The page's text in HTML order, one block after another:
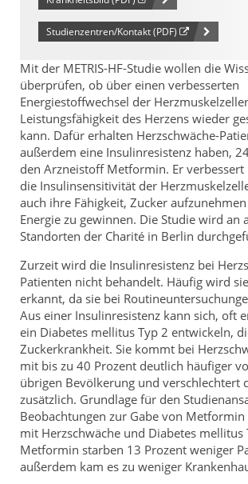
Studienzentren/Kontakt (PDF)
Mit der METRIS-HF-Studie wollen die
überprüfen, ob über einen verbesserten
Energiestoffwechsel der
Leistungsfähigkeit des Herzens wieder
kann. Dafür erhalten Herzschwäche-
außerdem eine Insulinresistenz haben,
den Arzneistoff Metformin. Er
die Insulinsensitivität der
auch ihre Fähigkeit, Zucker
Energie zu gewinnen. Die Studie wird an
Standorten der Charité in Berlin
Zurzeit wird die Insulinresistenz bei
Patienten nicht behandelt. Häufig wird
erkannt, da sie bei
Aus einer Insulinresistenz kann sich, oft
ein Diabetes mellitus Typ 2 entwickeln,
Zuckerkrankheit. Sie kommt bei
mit bis zu 40 Prozent deutlich häufiger
übrigen Bevölkerung und verschlechtert
zusätzlich. Grundlage für den
Beobachtungen zur Gabe von Metformin
mit Herzschwäche und Diabetes mellitus
Metformin starben 13 Prozent weniger
außerdem kam es zu weniger